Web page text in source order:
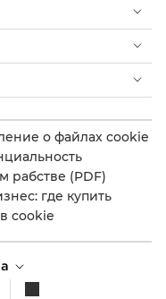
о файлах cookie
рабстве (PDF)
где купить
cookie